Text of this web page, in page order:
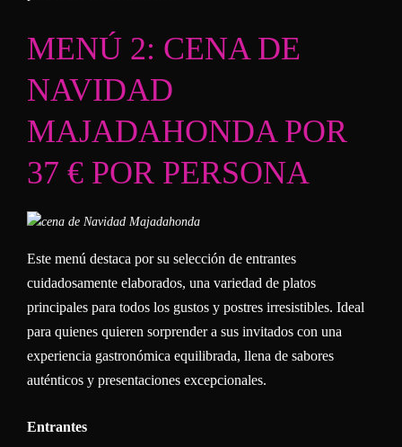
MENÚ 2: CENA DE
NAVIDAD
MAJADAHONDA POR
37 € POR PERSONA
Este menú destaca por su selección de entrantes
cuidadosamente elaborados, una variedad de platos
principales para todos los gustos y postres irresistibles. Ideal
para quienes quieren sorprender a sus invitados con una
experiencia gastronómica equilibrada, llena de sabores
auténticos y presentaciones excepcionales.
Entrantes